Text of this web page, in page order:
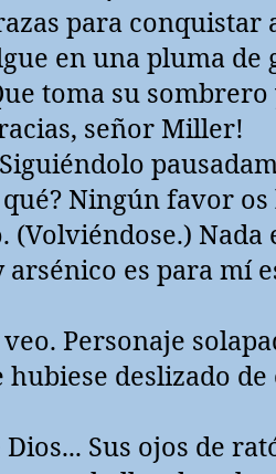
para conquistar
en una pluma de
toma su
señor Miller!
qué? Ningún favor
(Volviéndose.) Nada
arsénico es para mí
Personaje
hubiese deslizado
Sus ojos de